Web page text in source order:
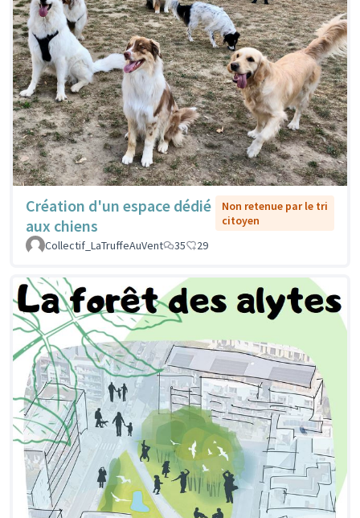
Création d'un espace dédié
aux chiens
Non retenue par le tri
citoyen
Collectif_LaTruffeAuVent
35 29